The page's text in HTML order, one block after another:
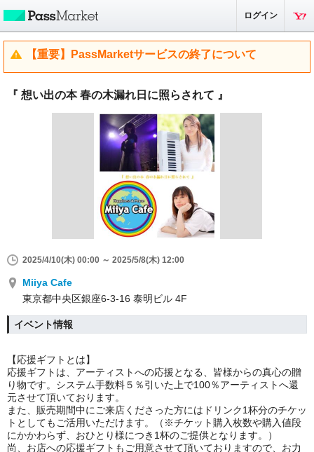
ログイン
【重要】PassMarketサービスの終了について
『 想い出の本 春の木漏れ日に照らされて 』
2025/4/10(木) 00:00 ～ 2025/5/8(木) 12:00
Miiya Cafe
東京都中央区銀座6-3-16 泰明ビル 4F
イベント情報
【応援ギフトとは】
応援ギフトは、アーティストへの応援となる、皆様からの真心の贈
り物です。システム手数料５％引いた上で100％アーティストへ還
元させて頂いております。
また、販売期間中にご来店くださった方にはドリンク1杯分のチケッ
トとしてもご活用いただけます。（※チケット購入枚数や購入値段
にかかわらず、おひとり様につき1杯のご提供となります。）
尚、お店への応援ギフトもご用意させて頂いておりますので、お力